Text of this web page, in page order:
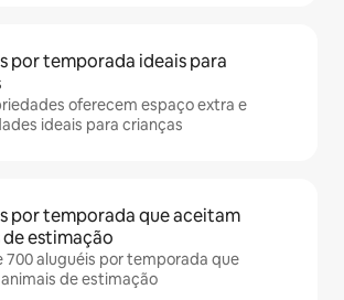
por temporada ideais para
oferecem espaço extra e
ideais para crianças
por temporada que aceitam
de estimação
700 aluguéis por temporada que
de estimação